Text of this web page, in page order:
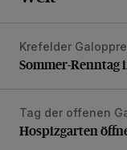
Sommer-Renntag
Krefelder
Sommer-
Hospizgarten
Tag der offenen
Hospizgarten